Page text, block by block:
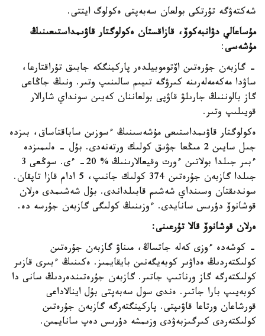
شەكتەۋگە تۇرتكى بولعان سەبەپتى ەكولوگ ايتتى.
مۇساعالي دۋانبەكوۆ، قازاقستان ەكولوگتار قاۋىمداستىعىنىڭ
مۇشەسى:
- گازبەن جۇرەتىن اۆتوموبيلدەر پاركينگكە جابىق تۇراقتارعا،
ساۋدا مەكەمەلەرىنە كىرۋگە تىيىم سالىنىپ وتىر. ونىڭ جاڭاعى
گاز بالوننىڭ جارىلۋ قاۋپى بولعاننان كەيىن سونداي شارالار
قويىلىپ وتىر.
ەكولوگتار قاۋىمداستىعى مۇشەسىنىڭ ءسوزىن ساباقتاساق، بىزدە
جىل سايىن 2 مىڭعا جۋىق كولىك ورتەنەدى. بۇل - ەلىمىزدە
ءبىر جىلدا بولاتىن ءورت وقيعالارىنىڭ % 20- ءى. سوڭعى 3
جىلدا گازبەن جۇرەتىن 374 كولىك جانىپ، 5 ادام قازا تاپقان.
سوندىقتان وسىنداي شەشىم قابىلداندى. بۇل شەشىمدى ەرلان
قوشانوۆ دۇرىس سانايدى. ءوزىنىڭ كولىگى گازبەن جۇرسە دە.
ەرلان قوشانوۆ قالا تۇرعىنى:
- كوشەدە ءوزى كەلە جاتساڭ، مىناۋ گازبەن جۇرەتىن
كولىكتەردىڭ ەداۋىر كوبەيگەنىن بايقايمىز. ەكىنىڭ ءبىرى قازىر
كولىكتەرگە گاز ورناتىپ جاتىر. گازبەن جۇرەتىندەردىڭ سانى دا
كوبەيىپ بارا جاتىر. ەندى سول سەبەپتى بۇل اينالاداعى
قورشاعان ورتاعا قاۋىپتى. پاركينگتەرگە گازبەن جۇرەتىن
كولىكتەردى كىرگىزبەۋدى وزىمشە دۇرىس دەپ سانايمىن.